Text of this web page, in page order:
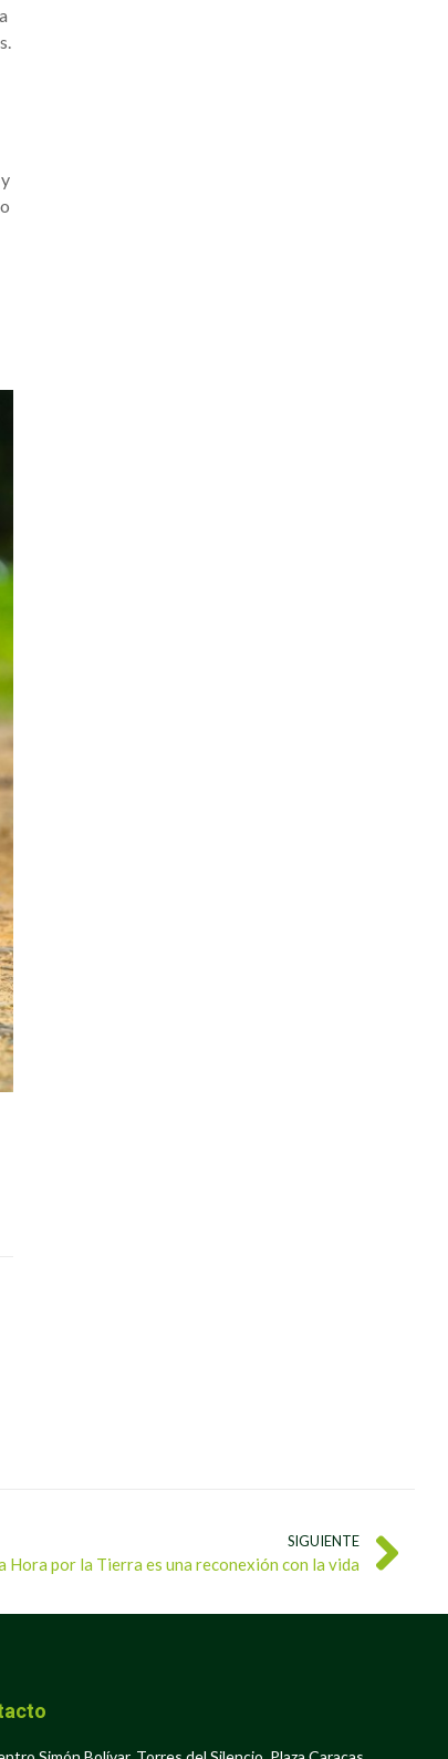
SIGUIENTE
Hora por la Tierra es una reconexión con la vida